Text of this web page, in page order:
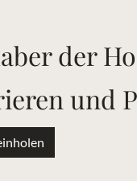
der
und